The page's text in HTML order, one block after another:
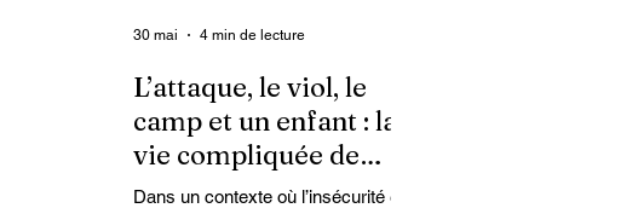
L’attaque, le viol, le
camp et un enfant : la
vie compliquée de
Kimberly
Dans un contexte où l’insécurité est
30 mai 4 min de lecture